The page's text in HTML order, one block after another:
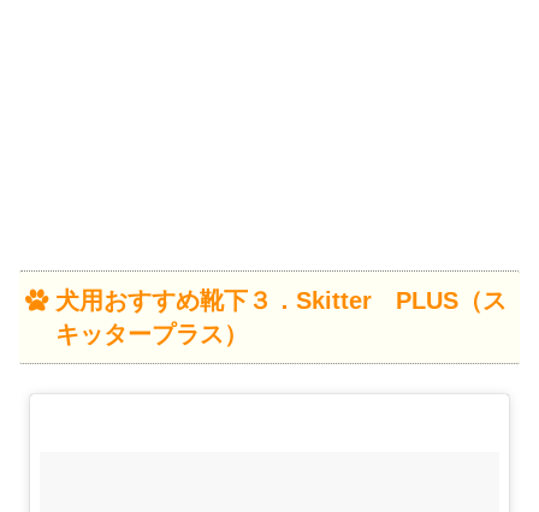
犬用おすすめ靴下３．Skitter PLUS（ス
キッタープラス）